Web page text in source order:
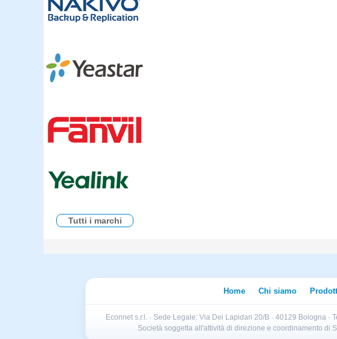
Tutti i marchi
Home Chi siamo
Econnet s.r.l. · Sede Legale: Via Dei Lapidari 20/B · 40129 Bologna ·
Società soggetta all'attività di direzione e coordinamento di